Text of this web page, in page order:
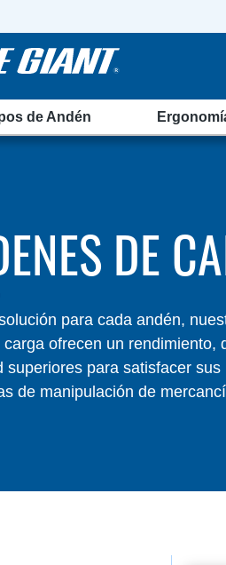
de Andén
DE
para cada andén,
carga ofrecen un rendimiento,
superiores para satisfacer sus
de manipulación de